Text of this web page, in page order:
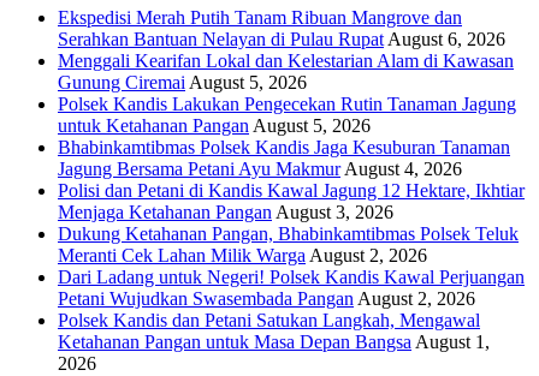
Ekspedisi Merah Putih Tanam Ribuan Mangrove dan
Serahkan Bantuan Nelayan di Pulau Rupat August 6, 2026
Menggali Kearifan Lokal dan Kelestarian Alam di Kawasan
Gunung Ciremai August 5, 2026
Polsek Kandis Lakukan Pengecekan Rutin Tanaman Jagung
untuk Ketahanan Pangan August 5, 2026
Bhabinkamtibmas Polsek Kandis Jaga Kesuburan Tanaman
Jagung Bersama Petani Ayu Makmur August 4, 2026
Polisi dan Petani di Kandis Kawal Jagung 12 Hektare, Ikhtiar
Menjaga Ketahanan Pangan August 3, 2026
Dukung Ketahanan Pangan, Bhabinkamtibmas Polsek Teluk
Meranti Cek Lahan Milik Warga August 2, 2026
Dari Ladang untuk Negeri! Polsek Kandis Kawal Perjuangan
Petani Wujudkan Swasembada Pangan August 2, 2026
Polsek Kandis dan Petani Satukan Langkah, Mengawal
Ketahanan Pangan untuk Masa Depan Bangsa August 1,
2026